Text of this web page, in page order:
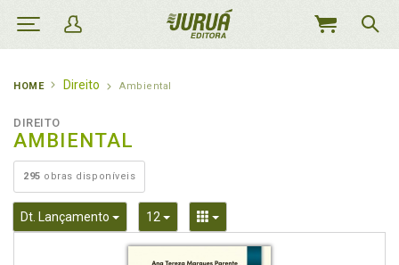
MEU
HOME Direito Ambiental
DIREITO
AMBIENTAL
295 obras disponíveis
Dt. Lançamento Toggle Dropdown
12 Toggle DropdownToggle Dropdown